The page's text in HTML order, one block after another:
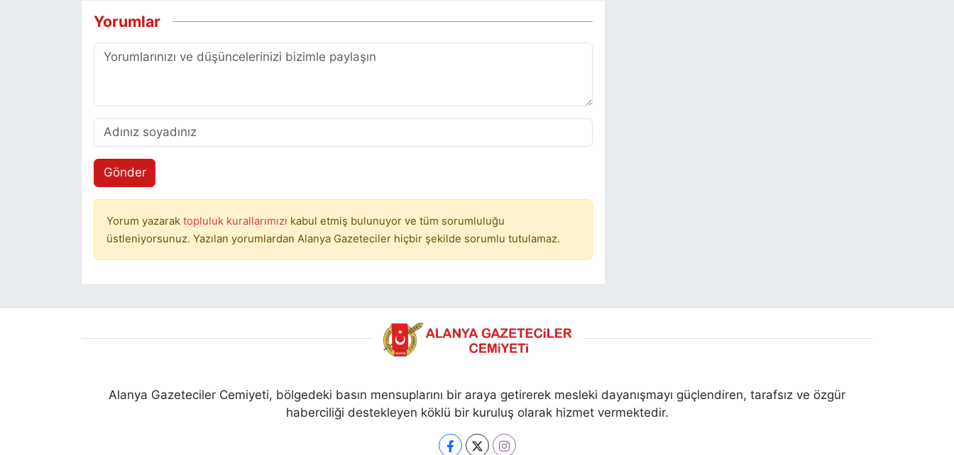
Yorumlar
Gönder
Yorum yazarak topluluk kurallarımızı kabul etmiş bulunuyor ve tüm sorumluluğu
üstleniyorsunuz. Yazılan yorumlardan Alanya Gazeteciler hiçbir şekilde sorumlu tutulamaz.
Alanya Gazeteciler Cemiyeti, bölgedeki basın mensuplarını bir araya getirerek mesleki dayanışmayı güçlendiren, tarafsız ve özgür
haberciliği destekleyen köklü bir kuruluş olarak hizmet vermektedir.